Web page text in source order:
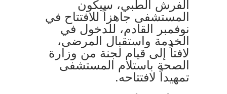
الفرش الطبي، سيكون
المستشفى جاهزاً للافتتاح في
نوفمبر القادم، للدخول في
الخدمة واستقبال المرضى،
لافتاً إلى قيام لجنة من وزارة
الصحة باستلام المستشفى
تمهيداً لافتتاحه.